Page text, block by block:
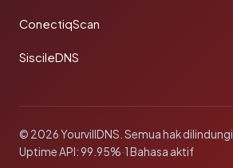
ConectiqScan
SiscileDNS
© 2026 YourvillDNS. Semua hak dilindungi.
Uptime API: 99.95%·1 Bahasa aktif